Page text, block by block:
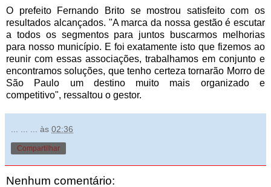
O prefeito Fernando Brito se mostrou satisfeito com os
resultados alcançados. "A marca da nossa gestão é escutar
a todos os segmentos para juntos buscarmos melhorias
para nosso município. E foi exatamente isto que fizemos ao
reunir com essas associações, trabalhamos em conjunto e
encontramos soluções, que tenho certeza tornarão Morro de
São Paulo um destino muito mais organizado e
competitivo", ressaltou o gestor.
às 02:36
Compartilhar
Nenhum comentário: